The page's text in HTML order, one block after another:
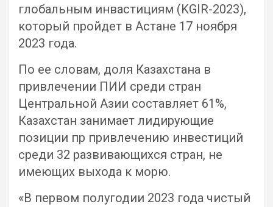
глобальным инвастициям (KGIR-2023),
который пройдет в Астане 17 ноября
2023 года.
По ее словам, доля Казахстана в
привлечении ПИИ среди стран
Центральной Азии составляет 61%,
Казахстан занимает лидирующие
позиции пр привлечению инвестиций
среди 32 развивающихся стран, не
имеющих выхода к морю.
«В первом полугодии 2023 года чистый